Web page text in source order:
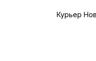
Курьер